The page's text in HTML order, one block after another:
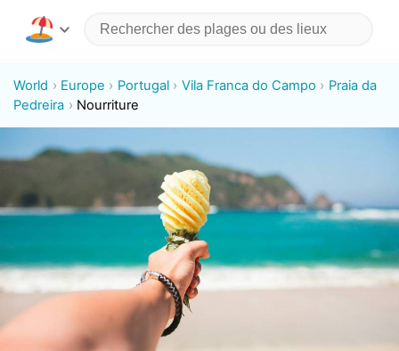
World Europe Portugal Vila Franca do Campo
Praia da
Pedreira
Nourriture